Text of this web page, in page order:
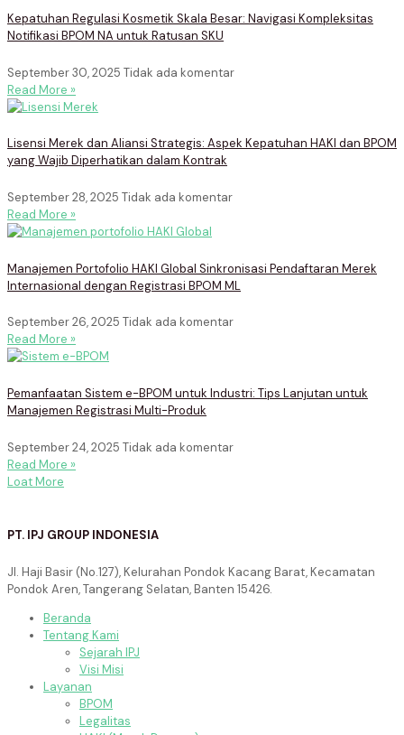
Kepatuhan Regulasi Kosmetik Skala Besar: Navigasi Kompleksitas
Notifikasi BPOM NA untuk Ratusan SKU
September 30, 2025 Tidak ada komentar
Read More »
Lisensi Merek dan Aliansi Strategis: Aspek Kepatuhan HAKI dan BPOM
yang Wajib Diperhatikan dalam Kontrak
September 28, 2025 Tidak ada komentar
Read More »
Manajemen Portofolio HAKI Global Sinkronisasi Pendaftaran Merek
Internasional dengan Registrasi BPOM ML
September 26, 2025 Tidak ada komentar
Read More »
Pemanfaatan Sistem e-BPOM untuk Industri: Tips Lanjutan untuk
Manajemen Registrasi Multi-Produk
September 24, 2025 Tidak ada komentar
Read More »
Loat More
PT. IPJ GROUP INDONESIA
Jl. Haji Basir (No.127), Kelurahan Pondok Kacang Barat, Kecamatan
Pondok Aren, Tangerang Selatan, Banten 15426.
Beranda
Tentang Kami
Sejarah IPJ
Visi Misi
Layanan
BPOM
Legalitas